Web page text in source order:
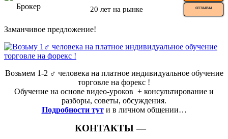
20 лет на рынке ОТЗЫВЫ
Заманчивое предложение!
Возьмем 1-2 ‍♂️ человека на платное индивидуальное обучение
торговле на форекс !
Обучение на основе видео-уроков ️ + консультирование и
разборы, советы, обсуждения.
Подробности тут и в личном общении…
КОНТАКТЫ —